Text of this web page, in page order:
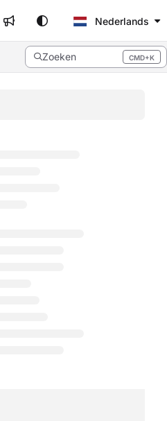
Nederlands
Zoeken CMD+K
Press CMD+K to open search